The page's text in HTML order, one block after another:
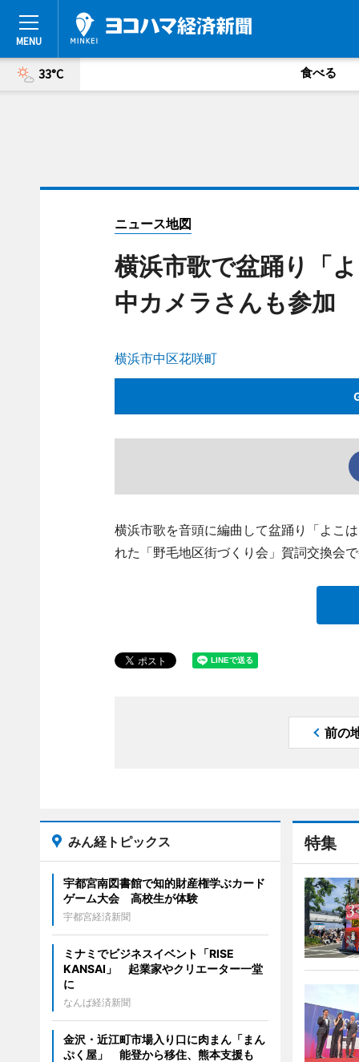
33°C 食べる
ニュース地図
横浜市歌で盆踊り「
中カメラさんも参加
横浜市中区花咲町
横浜市歌を音頭に編曲して盆踊り「よこ
れた「野毛地区街づくり会」賀詞交換会
前の
特集
みん経トピックス
宇都宮南図書館で知的財産権学ぶカード
ゲーム大会 高校生が体験
宇都宮経済新聞
ミナミでビジネスイベント「RISE
KANSAI」 起業家やクリエーター一堂
に
なんば経済新聞
金沢・近江町市場入り口に肉まん「まん
ぷく屋」 能登から移住、熊本支援も